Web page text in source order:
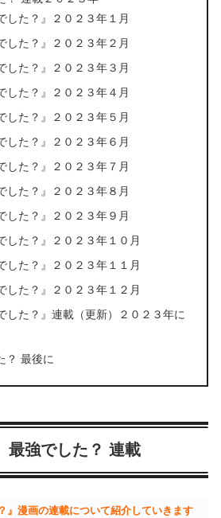
した？』２０２３年１月
した？』２０２３年２月
した？』２０２３年３月
した？』２０２３年４月
した？』２０２３年５月
した？』２０２３年６月
した？』２０２３年７月
した？』２０２３年８月
した？』２０２３年９月
した？』２０２３年１０月
した？』２０２３年１１月
した？』２０２３年１２月
した？』連載（更新）２０２３年に
？ 最後に
最強でした？ 連載
』漫画の連載について紹介していきます